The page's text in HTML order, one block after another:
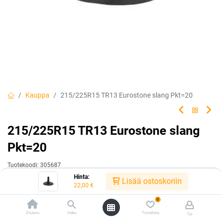
Hinta:
22,00 € Lisää ostoskoriin
Etusivu Haku
0
Toivelista Tili
Kauppa 215/225R15 TR13 Eurostone slang Pkt=20
215/225R15 TR13 Eurostone slang
Pkt=20
Tuotekoodi: 305687
/ kpl
Heti saatavilla:
Toimittajilla (kotimaa):
Saatavilla
Toimitusaika: